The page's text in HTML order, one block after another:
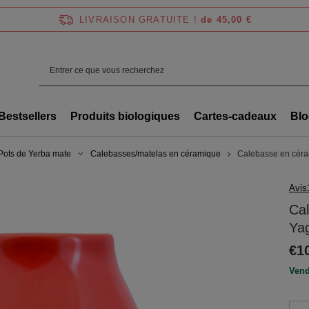
LIVRAISON GRATUITE ! de 45,00 €
Produits biologiques Cartes-cadeaux
de Yerba mate Calebasses/matelas en céramique Calebasse en